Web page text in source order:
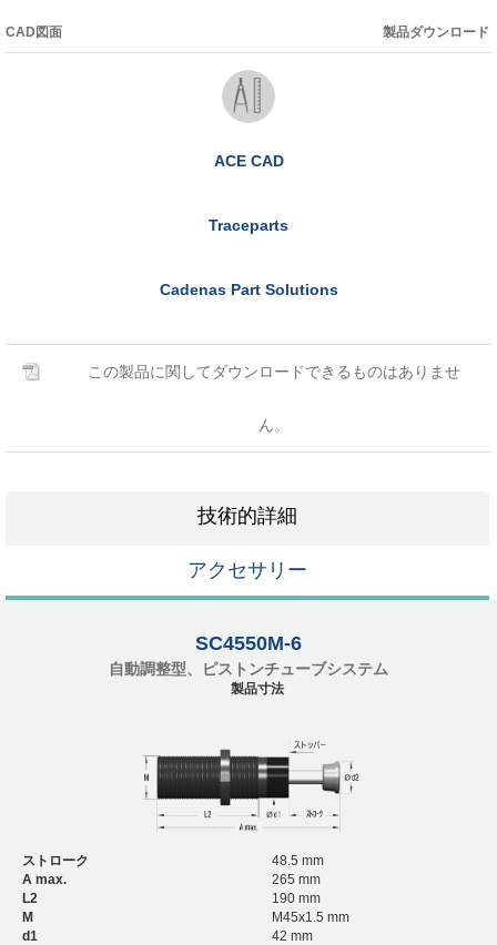
CAD図面 製品ダウンロード
ACE CAD
Traceparts
Cadenas Part Solutions
この製品に関してダウンロードできるものはありませ
ん。
技術的詳細
アクセサリー
SC4550M-6
自動調整型、ピストンチューブシステム
製品寸法
ストローク
48.5 mm
A max.
265 mm
L2
190 mm
M
M45x1.5 mm
d1
42 mm